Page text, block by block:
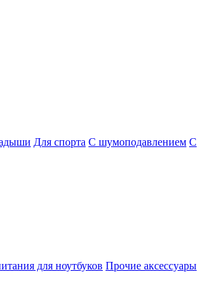
Для спорта С шумоподавлением С
для ноутбуков Прочие аксессуары